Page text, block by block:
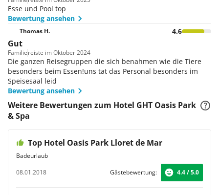
Esse und Pool top
Bewertung ansehen
Thomas H. 4.6
Gut
Familiereiste im Oktober 2024
Die ganzen Reisegruppen die sich benahmen wie die Tiere
besonders beim Essen!uns tat das Personal besonders im
Speisesaal leid
Bewertung ansehen
Weitere Bewertungen zum Hotel GHT Oasis Park
& Spa
Top Hotel Oasis Park Lloret de Mar
Badeurlaub
08.01.2018
Gästebewertung: 4.4 / 5.0